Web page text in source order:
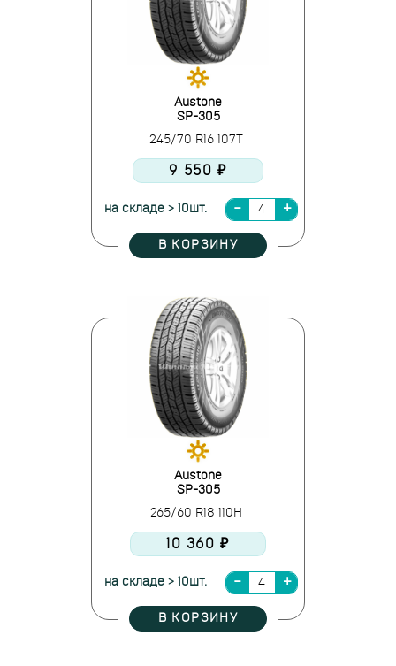
Austone
SP-305
245/70 R16 107T
9 550 ₽
на складе > 10шт.
В КОРЗИНУ
Austone
SP-305
265/60 R18 110H
10 360 ₽
на складе > 10шт.
В КОРЗИНУ